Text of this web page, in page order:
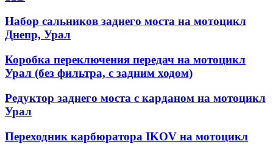
Набор сальников заднего моста на мотоцикл
Днепр, Урал
Коробка переключения передач на мотоцикл
Урал (без фильтра, с задним ходом)
Редуктор заднего моста с карданом на мотоцикл
Урал
Переходник карбюратора IKOV на мотоцикл